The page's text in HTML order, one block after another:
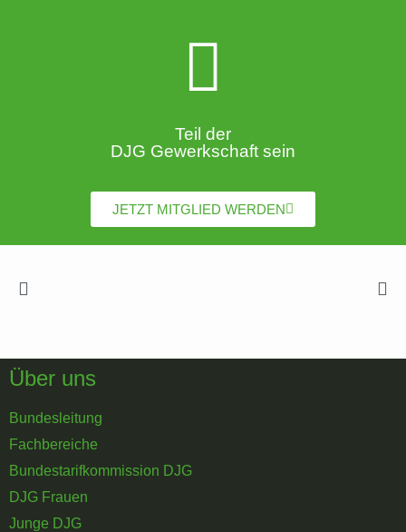
Teil der
DJG Gewerkschaft sein
JETZT MITGLIED WERDEN
Über uns
Bundesleitung
Fachbereiche
Bundestarifkommission DJG
DJG Frauen
Junge DJG